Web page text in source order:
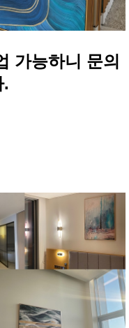
가능하니 문의
.